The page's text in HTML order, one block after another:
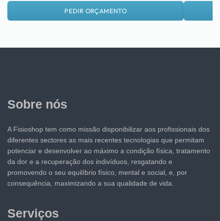
PEDIR ORÇAMENTO
Sobre nós
A Fisioshop tem como missão disponibilizar aos profissionais dos
diferentes sectores as mais recentes tecnologias que permitam
potenciar e desenvolver ao máximo a condição física, tratamento
da dor e a recuperação dos indivíduos, resgatando e
promovendo o seu equilíbrio físico, mental e social, e, por
consequência, maximizando a sua qualidade de vida.
Serviços